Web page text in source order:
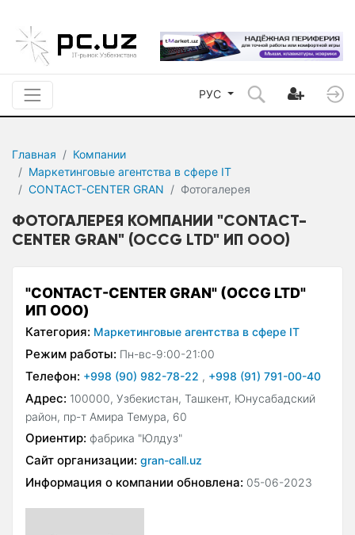
РУС
Главная
Компании
Маркетинговые агентства в сфере IT
CONTACT-CENTER GRAN
Фотогалерея
ФОТОГАЛЕРЕЯ КОМПАНИИ "CONTACT-
CENTER GRAN" (OCCG LTD" ИП ООО)
"CONTACT-CENTER GRAN" (OCCG LTD"
ИП ООО)
Категория: Маркетинговые агентства в сфере IT
Режим работы: Пн-вс-9:00-21:00
Телефон: +998 (90) 982-78-22 , +998 (91) 791-00-40
Адрес: 100000, Узбекистан, Ташкент, Юнусабадский
район, пр-т Амира Темура, 60
Ориентир: фабрика "Юлдуз"
Сайт организации: gran-call.uz
Информация о компании обновлена: 05-06-2023